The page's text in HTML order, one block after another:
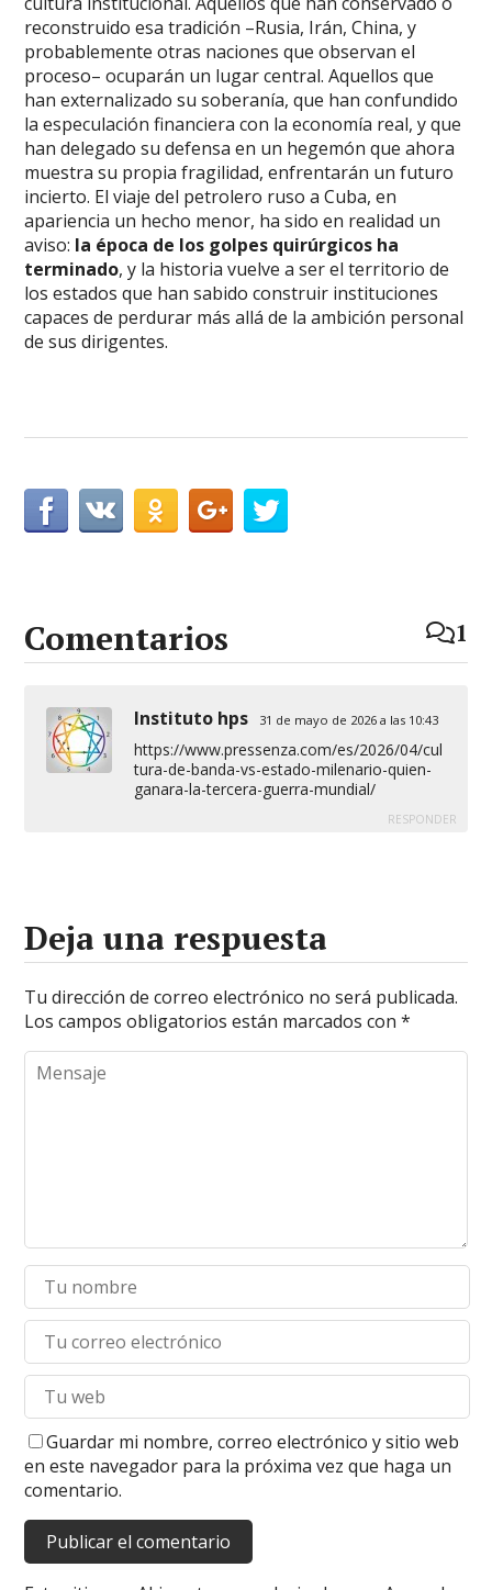
reconstruido esa tradición –Rusia, Irán, China, y
probablemente otras naciones que observan el
proceso– ocuparán un lugar central. Aquellos que
han externalizado su soberanía, que han confundido
la especulación financiera con la economía real, y que
han delegado su defensa en un hegemón que ahora
muestra su propia fragilidad, enfrentarán un futuro
incierto. El viaje del petrolero ruso a Cuba, en
apariencia un hecho menor, ha sido en realidad un
aviso: la época de los golpes quirúrgicos ha
terminado, y la historia vuelve a ser el territorio de
los estados que han sabido construir instituciones
capaces de perdurar más allá de la ambición personal
de sus dirigentes.
Comentarios 1
Instituto hps 31 de mayo de 2026 a las 10:43
https://www.pressenza.com/es/2026/04/cul
tura-de-banda-vs-estado-milenario-quien-
ganara-la-tercera-guerra-mundial/
RESPONDER
Deja una respuesta
Tu dirección de correo electrónico no será publicada.
Los campos obligatorios están marcados con*
Guardar mi nombre, correo electrónico y sitio web
en este navegador para la próxima vez que haga un
comentario.